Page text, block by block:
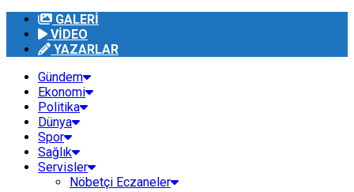
GALERİ
VİDEO
YAZARLAR
Gündem
Ekonomi
Politika
Dünya
Spor
Sağlık
Servisler
Nöbetçi Eczaneler